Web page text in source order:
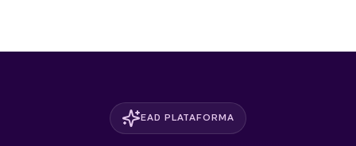
EAD PLATAFORMA